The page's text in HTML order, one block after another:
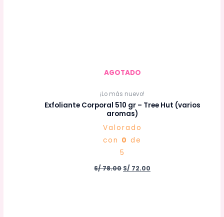
AGOTADO
¡Lo más nuevo!
Exfoliante Corporal 510 gr – Tree Hut (varios
aromas)
Valorado
con 0 de
5
S/78.00 S/ 72.00